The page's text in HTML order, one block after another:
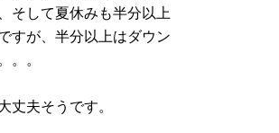
そして夏休みも半分以上
すが、半分以上はダウン
。。
丈夫そうです。